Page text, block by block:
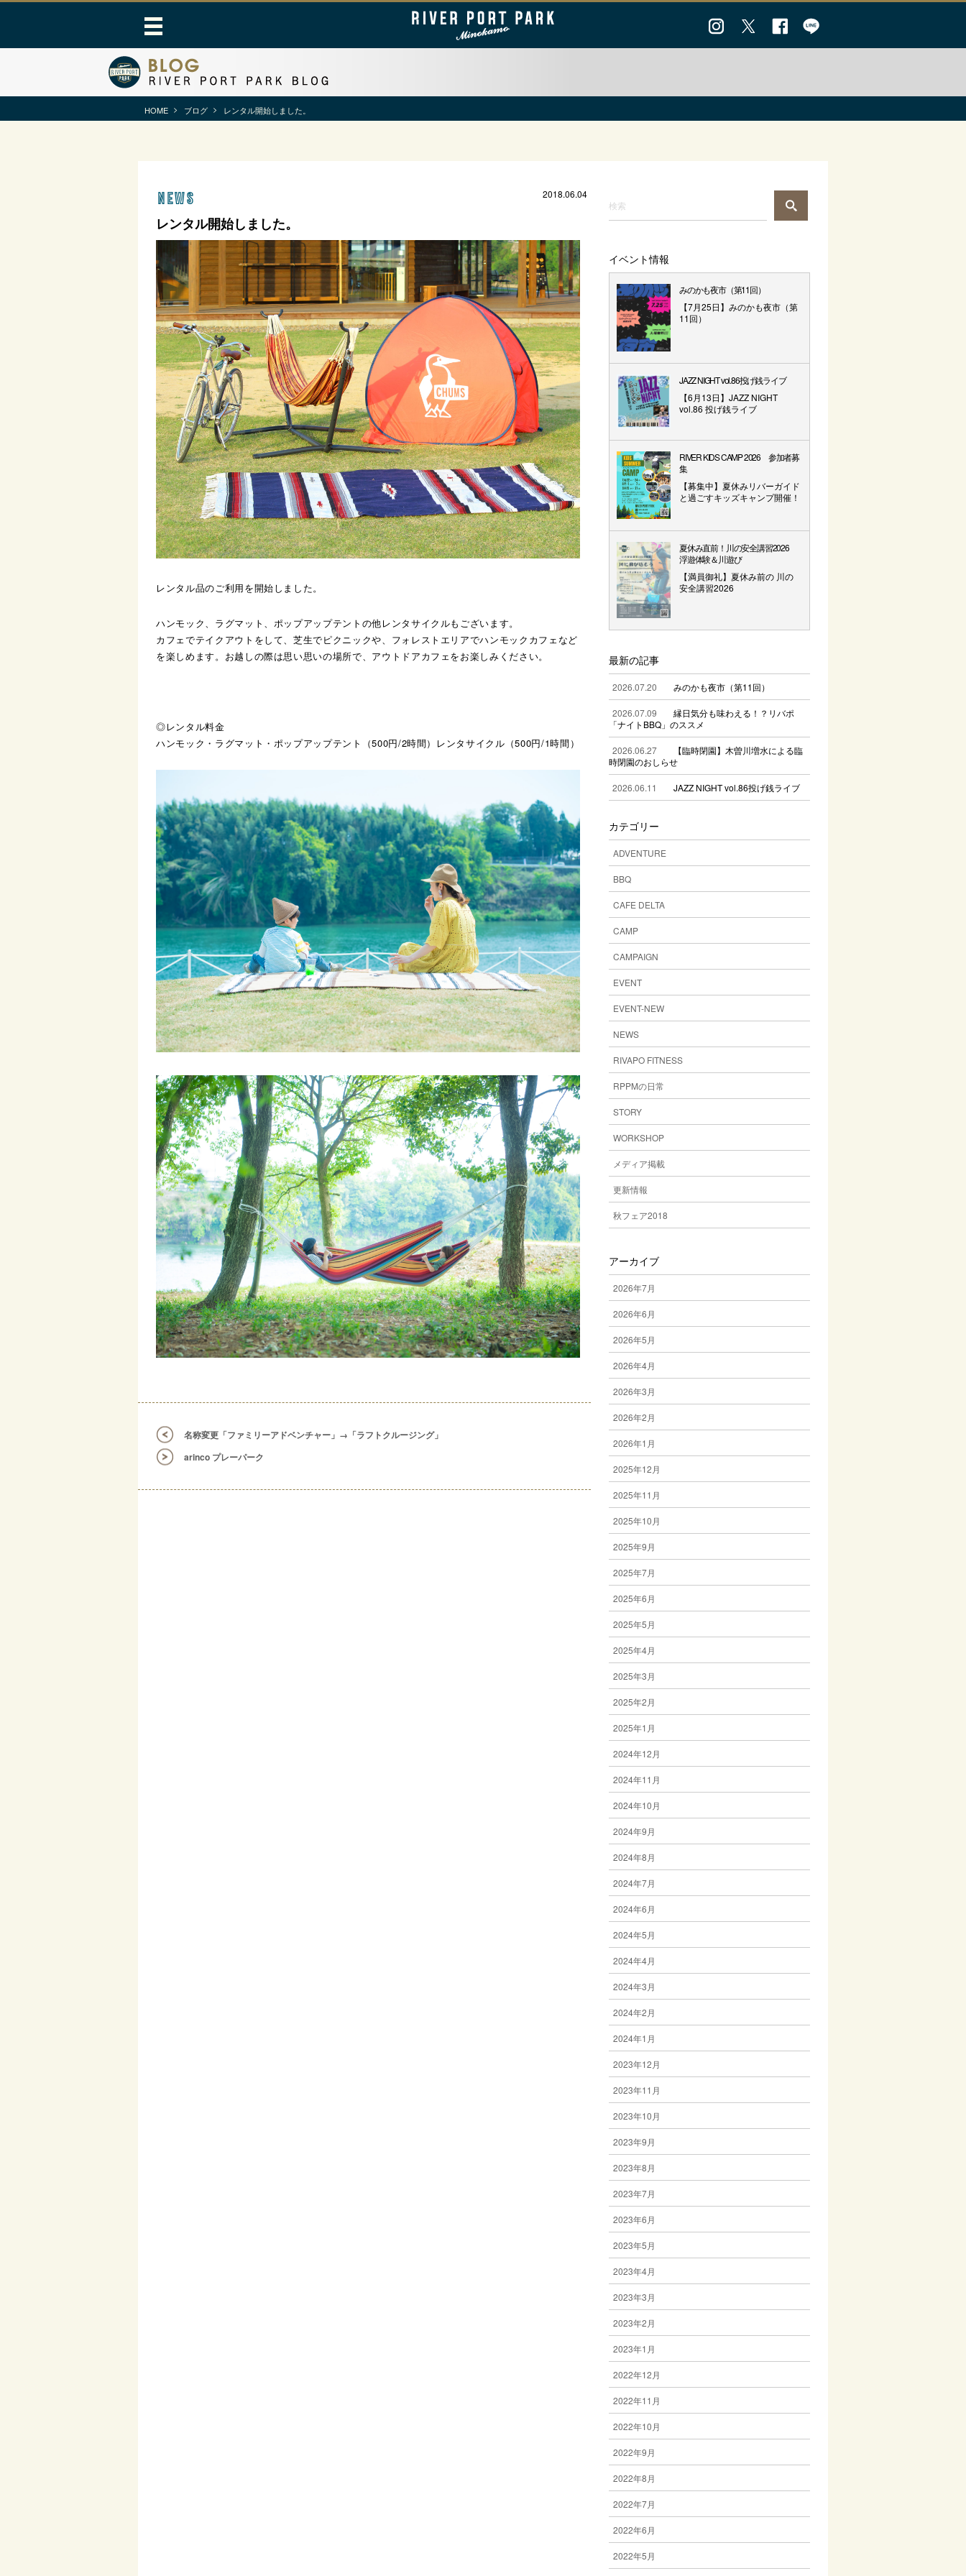
HOME ブログ レンタル開始しました。
news 2018.06.04
レンタル開始しました。
レンタル品のご利用を開始しました。
ハンモック、ラグマット、ポップアップテントの他レンタサイクルもございます。
カフェでテイクアウトをして、芝生でピクニックや、フォレストエリアでハンモックカフェなど
を楽しめます。お越しの際は思い思いの場所で、アウトドアカフェをお楽しみください。
◎レンタル料金
ハンモック・ラグマット・ポップアップテント（500円/2時間）レンタサイクル（500円/1時間）
名称変更「ファミリーアドベンチャー」→「ラフトクルージング」
arinco プレーパーク
イベント情報
みのかも夜市（第11回）
【7月25日】みのかも夜市（第
11回）
JAZZ NIGHT vol.86投げ銭ライブ
【6月13日】JAZZ NIGHT
vol.86 投げ銭ライブ
RIVER KIDS CAMP 2026 参加者募
集
【募集中】夏休みリバーガイド
と過ごすキッズキャンプ開催！
夏休み直前！川の安全講習2026
浮遊体験＆川遊び
【満員御礼】夏休み前の 川の
安全講習2026
最新の記事
2026.07.20 みのかも夜市（第11回）
2026.07.09
縁日気分も味わえる！？リバポ
「ナイトBBQ」のススメ
2026.06.27
【臨時閉園】木曽川増水による臨
時閉園のおしらせ
2026.06.11 JAZZ NIGHT vol.86投げ銭ライブ
カテゴリー
ADVENTURE
BBQ
CAFE DELTA
CAMP
CAMPAIGN
EVENT
EVENT-NEW
NEWS
RIVAPO FITNESS
RPPMの日常
STORY
WORKSHOP
メディア掲載
更新情報
秋フェア2018
アーカイブ
2026年7月
2026年6月
2026年5月
2026年4月
2026年3月
2026年2月
2026年1月
2025年12月
2025年11月
2025年10月
2025年9月
2025年7月
2025年6月
2025年5月
2025年4月
2025年3月
2025年2月
2025年1月
2024年12月
2024年11月
2024年10月
2024年9月
2024年8月
2024年7月
2024年6月
2024年5月
2024年4月
2024年3月
2024年2月
2024年1月
2023年12月
2023年11月
2023年10月
2023年9月
2023年8月
2023年7月
2023年6月
2023年5月
2023年4月
2023年3月
2023年2月
2023年1月
2022年12月
2022年11月
2022年10月
2022年9月
2022年8月
2022年7月
2022年6月
2022年5月